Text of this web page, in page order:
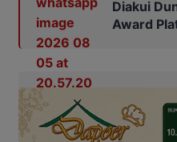
Diakui
Award